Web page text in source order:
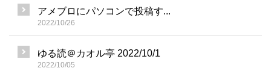
アメブロにパソコンで投稿す...
2022/10/26
ゆる読＠カオル亭 2022/10/1
2022/10/05